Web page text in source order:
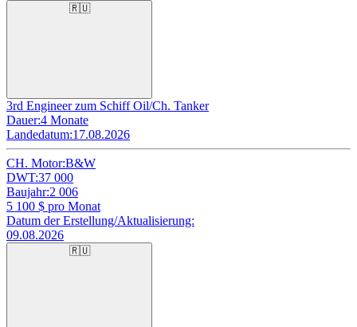
🇷🇺
3rd Engineer zum Schiff Oil/Ch. Tanker
Dauer:4 Monate
Landedatum:17.08.2026
CH. Motor:B&W
DWT:37 000
Baujahr:2 006
5 100 $ pro Monat
Datum der Erstellung/Aktualisierung:
09.08.2026
🇷🇺